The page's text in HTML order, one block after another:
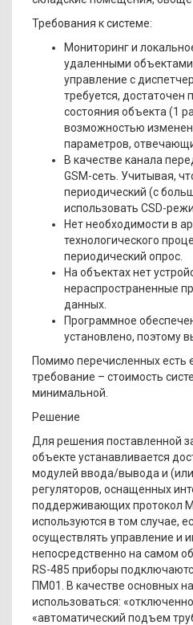
Требования к системе:
Мониторинг и
удаленными
управление с
требуется, достаточен
состояния объекта (1
возможностью
параметров,
В качестве канала
GSM-сеть. Учитывая,
периодический (с
использовать CSD-
Нет необходимости в
технологического
периодический опрос.
На объектах нет
нераспространенные
данных.
Программное
установлено, поэтому
Помимо перечисленных есть
требование – стоимость
минимальной.
Решение
Для решения поставленной
объекте устанавливается
модулей ввода/вывода и
регуляторов, оснащенных
поддерживающих протокол
используются в том случае,
осуществлять управление и
непосредственно на самом
RS-485 приборы
ПМ01. В качестве основных
использоваться:
«автоматический подъем